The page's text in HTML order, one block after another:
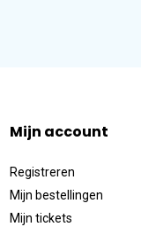
Mijn account
Registreren
Mijn bestellingen
Mijn tickets